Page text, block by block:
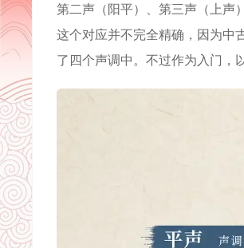
第二声（阳平）、第三声（上声
这个对应并不完全精确，因为中
了四个声调中。不过作为入门，